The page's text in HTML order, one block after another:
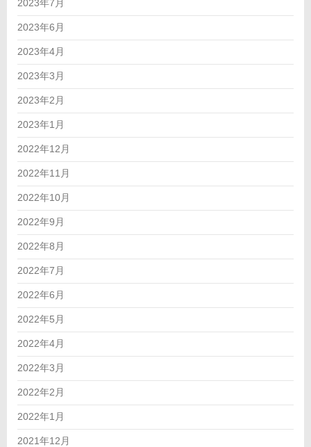
2023年7月
2023年6月
2023年4月
2023年3月
2023年2月
2023年1月
2022年12月
2022年11月
2022年10月
2022年9月
2022年8月
2022年7月
2022年6月
2022年5月
2022年4月
2022年3月
2022年2月
2022年1月
2021年12月